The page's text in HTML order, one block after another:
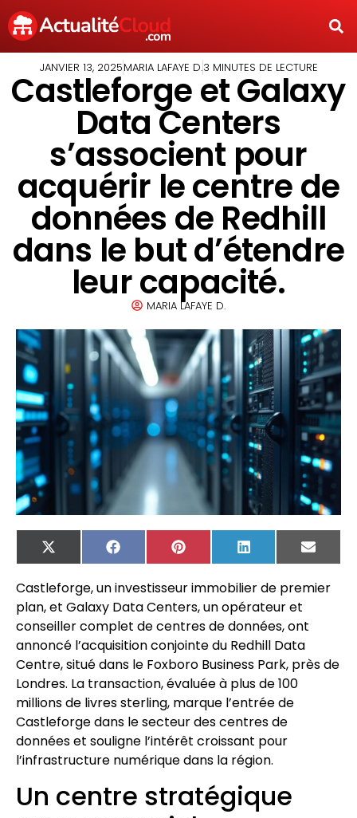
JANVIER 13, 2025MARIA LAFAYE D.3 MINUTES DE LECTURE
Castleforge et Galaxy
Data Centers
s’associent pour
acquérir le centre de
données de Redhill
dans le but d’étendre
leur capacité.
MARIA LAFAYE D.
X
(Twitter)
FacebookPinterest LinkedIn
Email
Castleforge, un investisseur immobilier de premier
plan, et Galaxy Data Centers, un opérateur et
conseiller complet de centres de données, ont
annoncé l’acquisition conjointe du Redhill Data
Centre, situé dans le Foxboro Business Park, près de
Londres. La transaction, évaluée à plus de 100
millions de livres sterling, marque l’entrée de
Castleforge dans le secteur des centres de
données et souligne l’intérêt croissant pour
l’infrastructure numérique dans la région.
Un centre stratégique